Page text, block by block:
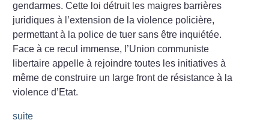
gendarmes. Cette loi détruit les maigres barrières
juridiques à l’extension de la violence policière,
permettant à la police de tuer sans être inquiétée.
Face à ce recul immense, l’Union communiste
libertaire appelle à rejoindre toutes les initiatives à
même de construire un large front de résistance à la
violence d’Etat.
suite